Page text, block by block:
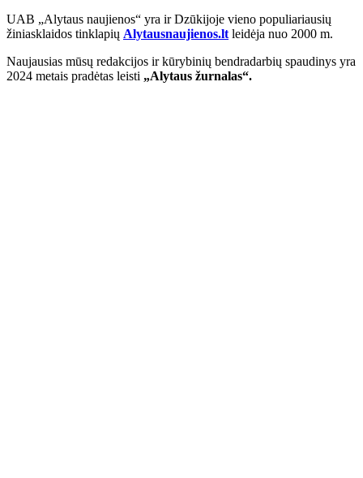
UAB „Alytaus naujienos“ yra ir Dzūkijoje vieno populiariausių
žiniasklaidos tinklapių Alytausnaujienos.lt leidėja nuo 2000 m.
Naujausias mūsų redakcijos ir kūrybinių bendradarbių spaudinys yra
2024 metais pradėtas leisti „Alytaus žurnalas“.